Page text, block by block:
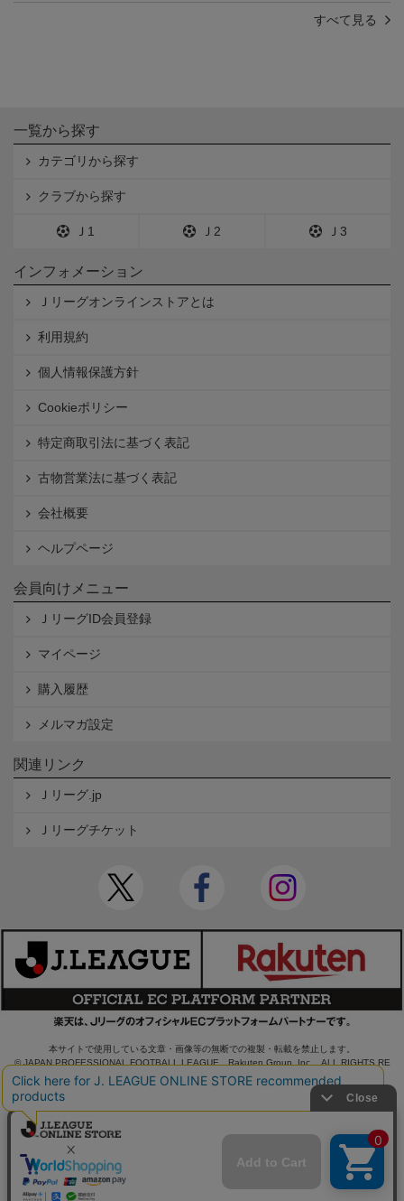
すべて見る
一覧から探す
カテゴリから探す
クラブから探す
Ｊ1 Ｊ2 Ｊ3
インフォメーション
Ｊリーグオンラインストアとは
利用規約
個人情報保護方針
Cookieポリシー
特定商取引法に基づく表記
古物営業法に基づく表記
会社概要
ヘルプページ
会員向けメニュー
ＪリーグID会員登録
マイページ
購入履歴
メルマガ設定
関連リンク
Ｊリーグ.jp
Ｊリーグチケット
本サイトで使用している文章・画像等の無断での複製・転載を禁止します。
© JAPAN PROFESSIONAL FOOTBALL LEAGUE Rakuten Group, Inc. ALL RIGHTS RE
SERVED.